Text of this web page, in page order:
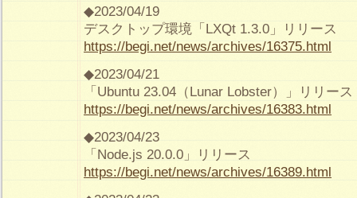
◆2023/04/19
デスクトップ環境「LXQt 1.3.0」リリース
https://begi.net/news/archives/16375.html
◆2023/04/21
「Ubuntu 23.04（Lunar Lobster）」リリース
https://begi.net/news/archives/16383.html
◆2023/04/23
「Node.js 20.0.0」リリース
https://begi.net/news/archives/16389.html